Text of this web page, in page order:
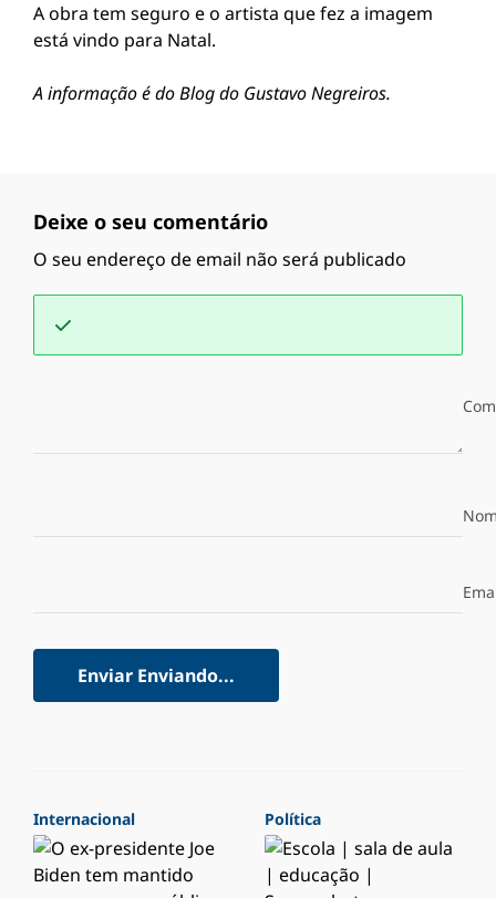
A obra tem seguro e o artista que fez a imagem
está vindo para Natal.
A informação é do Blog do Gustavo Negreiros.
Deixe o seu comentário
O seu endereço de email não será publicado
Enviar Enviando...
Internacional Política